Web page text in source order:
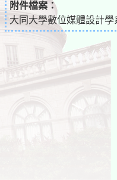
附件檔案：
大同大學數位媒體設計